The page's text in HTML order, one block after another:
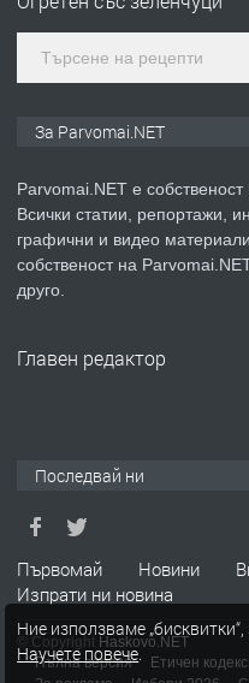
ПРЕДЛАГА Уроци
ТЪРСИ
За Parvomai.NET
Parvomai.NET е
Всички статии, репортажи,
графични и видео
собственост на
друго.
Главен редактор
Последвай ни
Първомай Новини
Изпрати ни новина
© Copyright Haskovo.NET
Пълна версия
Етичен кодекс
Ние използваме
Научете повече.